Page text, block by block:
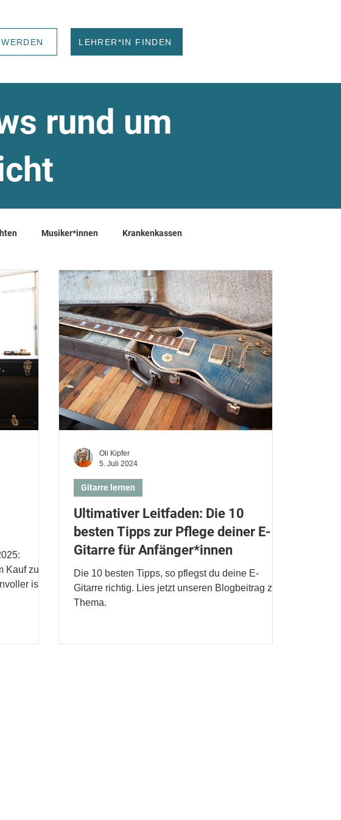
LEHRER*IN FINDEN
rund um
Musiker*innen Krankenkassen
Singen lernen Schlagzeug lernen
Kauf zu
ist,
Ultimativer Leitfaden: Die 10
besten Tipps zur Pflege deiner E-
Gitarre für Anfänger*innen
Die 10 besten Tipps, so pflegst du deine E-
Gitarre richtig. Lies jetzt unseren Blogbeitrag zum
Thema.
Gitarre lernen
Oli Kipfer
5. Juli 2024